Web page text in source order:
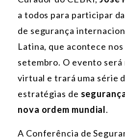
a todos para participar
de segurança
Latina, que acontece nos
setembro. O evento
virtual e trará uma série
estratégias de
nova ordem mundial.
A Conferência de